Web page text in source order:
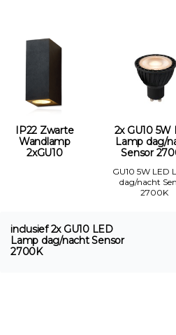
IP22 Zwarte
Wandlamp
2xGU10
2x GU10 5W
Lamp dag/
Sensor
GU10 5W LED
dag/nacht
2700K
inclusief 2x GU10 LED
Lamp dag/nacht Sensor
2700K